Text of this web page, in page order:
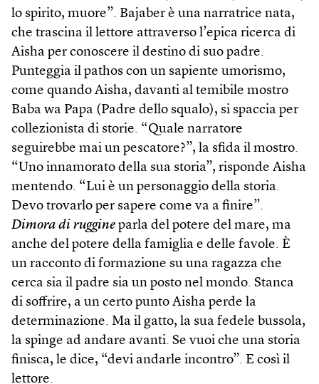
lo spirito, muore”. Bajaber è una narratrice nata,
che trascina il lettore attraverso l’epica ricerca di
Aisha per conoscere il destino di suo padre.
Punteggia il pathos con un sapiente umorismo,
come quando Aisha, davanti al temibile mostro
Baba wa Papa (Padre dello squalo), si spaccia per
collezionista di storie. “Quale narratore
seguirebbe mai un pescatore?”, la sfida il mostro.
“Uno innamorato della sua storia”, risponde Aisha
mentendo. “Lui è un personaggio della storia.
Devo trovarlo per sapere come va a finire”.
Dimora di ruggine parla del potere del mare, ma
anche del potere della famiglia e delle favole. È
un racconto di formazione su una ragazza che
cerca sia il padre sia un posto nel mondo. Stanca
di soffrire, a un certo punto Aisha perde la
determinazione. Ma il gatto, la sua fedele bussola,
la spinge ad andare avanti. Se vuoi che una storia
finisca, le dice, “devi andarle incontro”. E così il
lettore.